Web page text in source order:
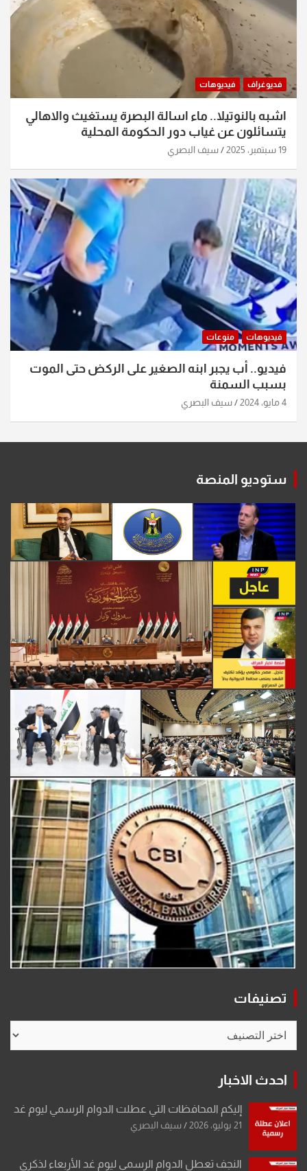
فديوغراف فيديوهات
اشبه بالنوتيلا.. ماء اسالة البصرة يستغيث والاهالي
يتسائلون عن غياب دور الحكومة المحلية
19 سبتمبر، 2025 سيف البصري
فيديوهات منوعات
فيديو.. أب يجبر ابنه الصغير على الركض حتى الموت
بسبب السمنة
4 مايو، 2024 سيف البصري
ستوديو المنصة
تصنيفات
احدث الاخبار
إليكم المحافظات التي عطلت الدوام الرسمي ليوم غد
21 يوليو، 2026 سيف البصري
النجف تعطل الدوام الرسمي ليوم غد الأربعاء لذكرى